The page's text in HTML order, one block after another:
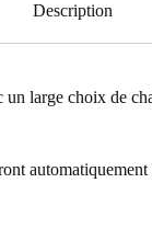
Description
choix de